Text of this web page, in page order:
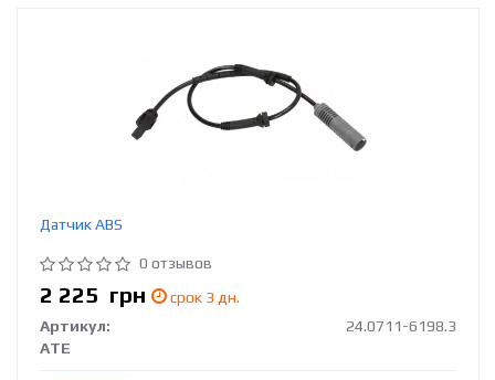
Датчик ABS
0 отзывов
2 225 грн
срок 3 дн.
Артикул:
24.0711-6198.3
ATE